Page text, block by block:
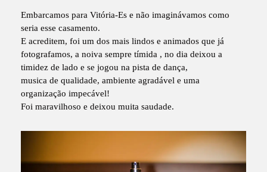
Embarcamos para Vitória-Es e não imaginávamos como
seria esse casamento.
E acreditem, foi um dos mais lindos e animados que já
fotografamos, a noiva sempre tímida , no dia deixou a
timidez de lado e se jogou na pista de dança,
musica de qualidade, ambiente agradável e uma
organização impecável!
Foi maravilhoso e deixou muita saudade.